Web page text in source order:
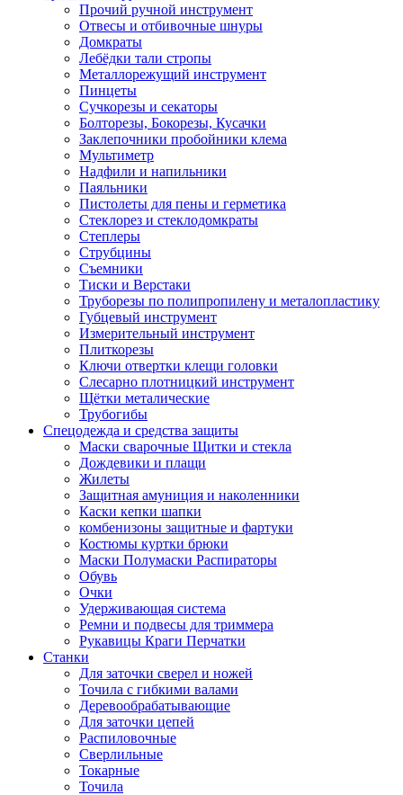
Прочий ручной инструмент
Отвесы и отбивочные шнуры
Домкраты
Лебёдки тали стропы
Металлорежущий инструмент
Пинцеты
Сучкорезы и секаторы
Болторезы, Бокорезы, Кусачки
Заклепочники пробойники клема
Мультиметр
Надфили и напильники
Паяльники
Пистолеты для пены и герметика
Стеклорез и стеклодомкраты
Степлеры
Струбцины
Съемники
Тиски и Верстаки
Труборезы по полипропилену и металопластику
Губцевый инструмент
Измерительный инструмент
Плиткорезы
Ключи отвертки клещи головки
Слесарно плотницкий инструмент
Щётки металические
Трубогибы
Спецодежда и средства защиты
Маски сварочные Щитки и стекла
Дождевики и плащи
Жилеты
Защитная амуниция и наколенники
Каски кепки шапки
комбенизоны защитные и фартуки
Костюмы куртки брюки
Маски Полумаски Распираторы
Обувь
Очки
Удерживающая система
Ремни и подвесы для триммера
Рукавицы Краги Перчатки
Станки
Для заточки сверел и ножей
Точила с гибкими валами
Деревообрабатывающие
Для заточки цепей
Распиловочные
Сверлильные
Токарные
Точила